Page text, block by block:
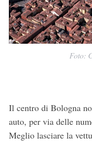
Foto:
Il centro di Bologna
auto, per via delle
Meglio lasciare la